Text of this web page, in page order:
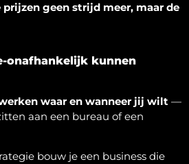
prijzen geen strijd meer, maar de
onafhankelijk kunnen
waar en wanneer jij wilt —
aan een bureau of een
bouw je een business die